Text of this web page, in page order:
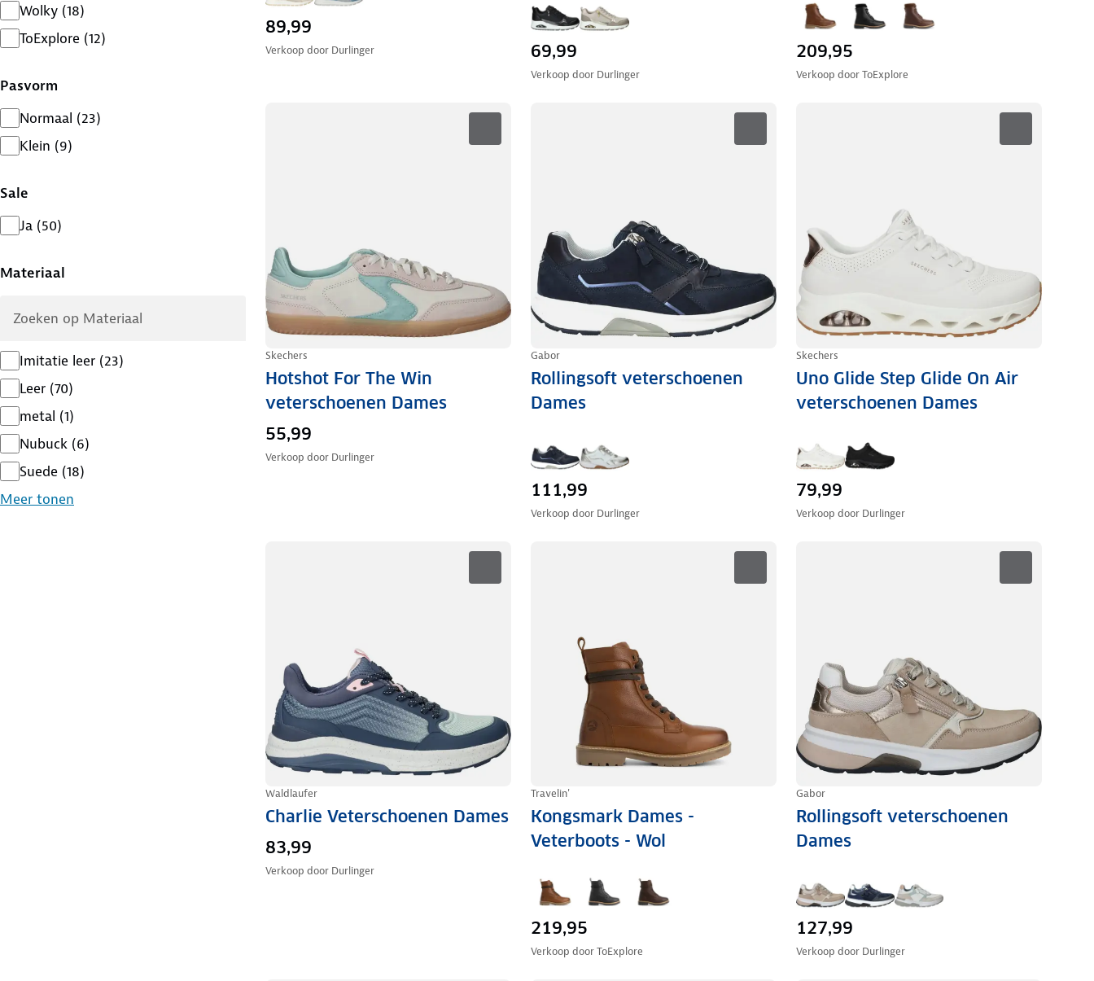
Wolky (18)
ToExplore (12)
Pasvorm
Normaal (23)
Klein (9)
Sale
Ja (50)
Materiaal
Imitatie leer (23)
Leer (70)
metal (1)
Nubuck (6)
Suede (18)
Meer tonen
89,99
Verkoop door Durlinger 69,99
Verkoop door Durlinger
209,95
Verkoop doorToExplore
Skechers
Hotshot For The Win
veterschoenen Dames
55,99
Verkoop door Durlinger
Gabor
Rollingsoft veterschoenen
Dames
111,99
Verkoop door Durlinger
Skechers
Uno Glide Step Glide On Air
veterschoenen Dames
79,99
Verkoop door Durlinger
Waldlaufer
Charlie Veterschoenen Dames
83,99
Verkoop door Durlinger
Travelin'
Kongsmark Dames -
Veterboots - Wol
219,95
Verkoop doorToExplore
Gabor
Rollingsoft veterschoenen
Dames
127,99
Verkoop door Durlinger